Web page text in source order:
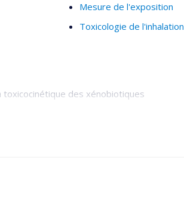
Mesure de l'exposition
Toxicologie de l'inhalation
toxicocinétique des xénobiotiques
mélanges